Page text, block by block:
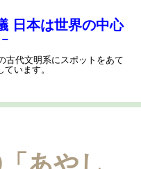
日本は世界の中心
古代文明系にスポットをあて
います。